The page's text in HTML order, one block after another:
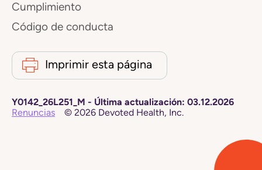
Cumplimiento
Código de conducta
Imprimir esta página
Y0142_26L251_M - Última actualización: 03.12.2026
Renuncias
© 2026 Devoted Health, Inc.